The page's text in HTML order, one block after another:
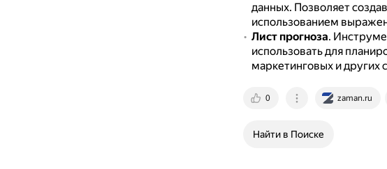
данных. Позволяет
использованием
Лист прогноза.
использовать для
маркетинговых и других
0 zaman.ru
Найти в Поиске